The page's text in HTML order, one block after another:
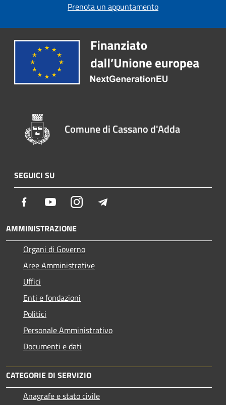
Prenota un appuntamento
Comune di Cassano d'Adda
SEGUICI SU
Facebook YoutubeInstagram
AMMINISTRAZIONE
Organi di Governo
Aree Amministrative
Uffici
Enti e fondazioni
Politici
Personale Amministrativo
Documenti e dati
CATEGORIE DI SERVIZIO
Anagrafe e stato civile